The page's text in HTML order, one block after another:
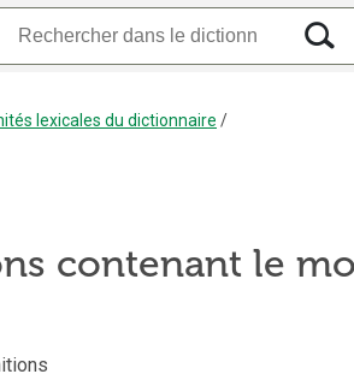
lexicales du dictionnaire /
contenant le